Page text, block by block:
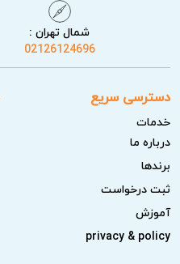
شمال تهران :
02126124696
دسترسی سریع
خدمات
درباره ما
برندها
ثبت درخواست
آموزش
privacy & policy